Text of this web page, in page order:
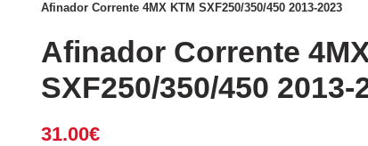
Afinador Corrente 4MX KTM SXF250/350/450 2013-2023
Afinador Corrente
SXF250/350/450 2013-
31.00€